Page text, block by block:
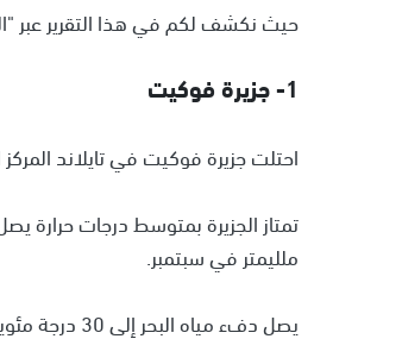
حيث نكشف لكم في هذا التقرير عبر
1- جزيرة فوكيت
احتلت جزيرة فوكيت في تايلاند
ملليمتر في سبتمبر.
يصل دفء مياه البحر إلى 30 درجة مئوية في أبريل، وتضم 40 شاطئًا.